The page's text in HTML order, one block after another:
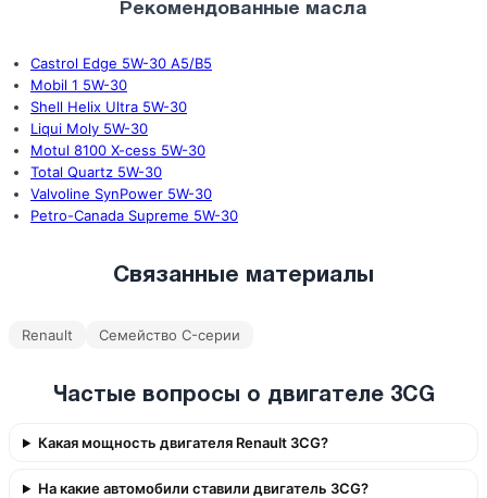
Рекомендованные масла
Castrol Edge 5W-30 A5/B5
Mobil 1 5W-30
Shell Helix Ultra 5W-30
Liqui Moly 5W-30
Motul 8100 X-cess 5W-30
Total Quartz 5W-30
Valvoline SynPower 5W-30
Petro-Canada Supreme 5W-30
Связанные материалы
Renault Семейство C-серии
Частые вопросы о двигателе 3CG
Какая мощность двигателя Renault 3CG?
На какие автомобили ставили двигатель 3CG?